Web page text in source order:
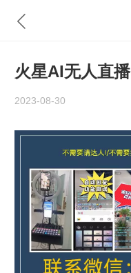
火星AI无人直播
2023-08-30